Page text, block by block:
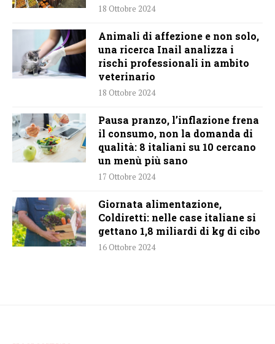
18 Ottobre 2024
Animali di affezione e non solo,
una ricerca Inail analizza i
rischi professionali in ambito
veterinario
18 Ottobre 2024
Pausa pranzo, l’inflazione frena
il consumo, non la domanda di
qualità: 8 italiani su 10 cercano
un menù più sano
17 Ottobre 2024
Giornata alimentazione,
Coldiretti: nelle case italiane si
gettano 1,8 miliardi di kg di cibo
16 Ottobre 2024